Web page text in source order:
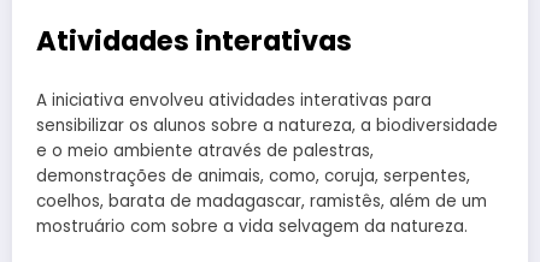
Atividades interativas
A iniciativa envolveu atividades interativas para
sensibilizar os alunos sobre a natureza, a biodiversidade
e o meio ambiente através de palestras,
demonstrações de animais, como, coruja, serpentes,
coelhos, barata de madagascar, ramistês, além de um
mostruário com sobre a vida selvagem da natureza.